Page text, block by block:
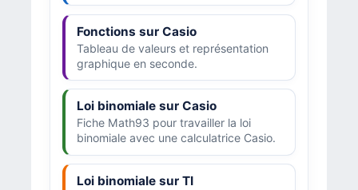
Fonctions sur Casio
Tableau de valeurs et représentation
graphique en seconde.
Loi binomiale sur Casio
Fiche Math93 pour travailler la loi
binomiale avec une calculatrice Casio.
Loi binomiale sur TI